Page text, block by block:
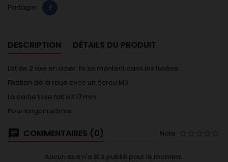
Partager
DESCRIPTION DÉTAILS DU PRODUIT
Lot de 2 axe en acier. Ils se montent dans les fusées.
Fixation de la roue avec un écrou M3
La partie lisse fait ø3.17 mm
Pour kingpin ø3mm
COMMENTAIRES (0) Note
Aucun avis n'a été publié pour le moment.